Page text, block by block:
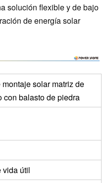
solución flexible y de bajo
de energía solar
solar matriz de
con balasto de piedra
vida útil